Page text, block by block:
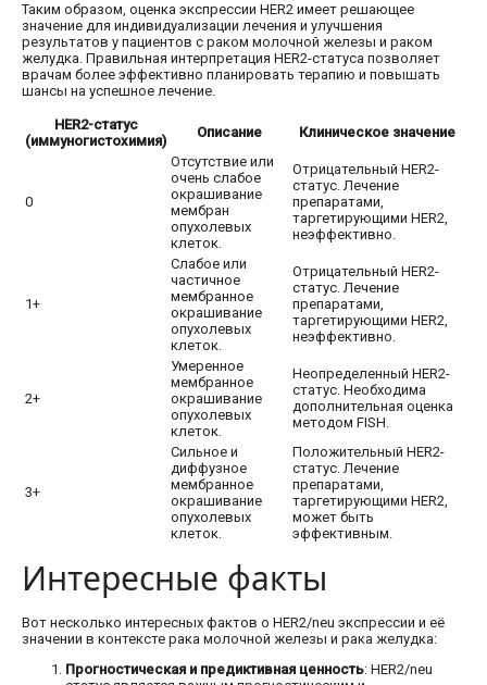
Таким образом, оценка экспрессии HER2 имеет решающее
значение для индивидуализации лечения и улучшения
результатов у пациентов с раком молочной железы и раком
желудка. Правильная интерпретация HER2-статуса позволяет
врачам более эффективно планировать терапию и повышать
шансы на успешное лечение.
HER2-статус
(иммуногистохимия)
Описание Клиническое значение
0
Отсутствие или
очень слабое
окрашивание
мембран
опухолевых
клеток.
Отрицательный HER2-
статус. Лечение
препаратами,
таргетирующими HER2,
неэффективно.
1+
Слабое или
частичное
мембранное
окрашивание
опухолевых
клеток.
Отрицательный HER2-
статус. Лечение
препаратами,
таргетирующими HER2,
неэффективно.
2+
Умеренное
мембранное
окрашивание
опухолевых
клеток.
Неопределенный HER2-
статус. Необходима
дополнительная оценка
методом FISH.
3+
Сильное и
диффузное
мембранное
окрашивание
опухолевых
клеток.
Положительный HER2-
статус. Лечение
препаратами,
таргетирующими HER2,
может быть
эффективным.
Интересные факты
Вот несколько интересных фактов о HER2/neu экспрессии и её
значении в контексте рака молочной железы и рака желудка:
Прогностическая и предиктивная ценность: HER2/neu